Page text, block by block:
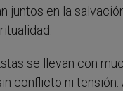
en la
se llevan con
conflicto ni